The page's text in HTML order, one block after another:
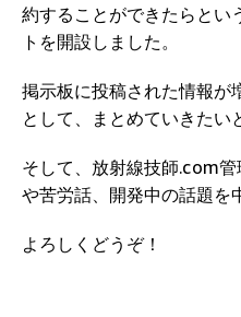
約することができたらとい
トを開設しました。
掲示板に投稿された情報が
として、まとめていきたい
そして、放射線技師.com
や苦労話、開発中の話題を
よろしくどうぞ！